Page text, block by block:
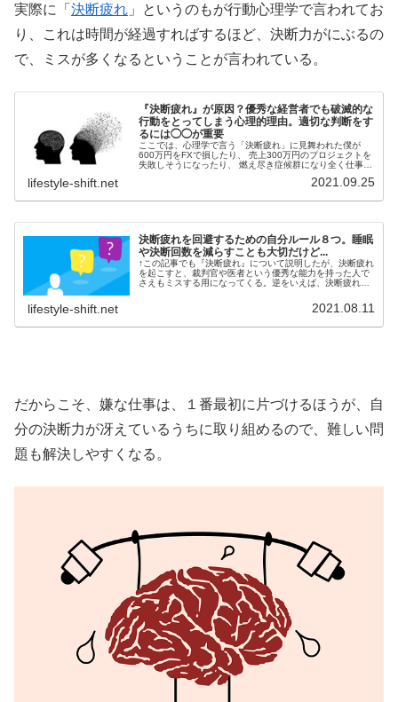
実際に「 決断疲れ 」というのもが行動心理学で言われてお
り、これは時間が経過すればするほど、決断力がにぶるの
で、ミスが多くなるということが言われている。
『決断疲れ』が原因？優秀な経営者でも破滅的な
行動をとってしまう心理的理由。適切な判断をす
るには◯◯が重要
ここでは、心理学で言う「決断疲れ」に見舞われた僕が
600万円をFXで損したり、 売上300万円のプロジェクトを
失敗しそうになったり、 燃え尽き症候群になり全く仕事す
lifestyle-shift.net 2021.09.25
決断疲れを回避するための自分ルール８つ。睡眠
や決断回数を減らすことも大切だけど...
↑この記事でも『決断疲れ』について説明したが、決断疲れ
を起こすと、裁判官や医者という優秀な能力を持った人で
さえもミスする用になってくる。逆をいえば、決断疲れを
lifestyle-shift.net 2021.08.11
だからこそ、嫌な仕事は、１番最初に片づけるほうが、自
分の決断力が冴えているうちに取り組めるので、難しい問
題も解決しやすくなる。